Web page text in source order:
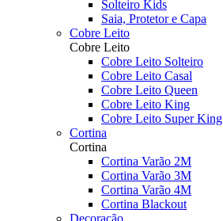
Solteiro Kids
Saia, Protetor e Capa
Cobre Leito
Cobre Leito
Cobre Leito Solteiro
Cobre Leito Casal
Cobre Leito Queen
Cobre Leito King
Cobre Leito Super King
Cortina
Cortina
Cortina Varão 2M
Cortina Varão 3M
Cortina Varão 4M
Cortina Blackout
Decoração